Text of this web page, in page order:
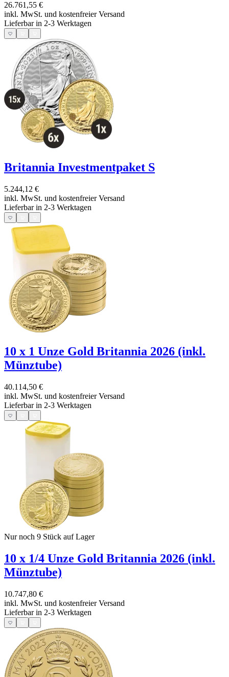
26.761,55 €
inkl. MwSt. und kostenfreier Versand
Lieferbar in 2-3 Werktagen
Britannia Investmentpaket S
5.244,12 €
inkl. MwSt. und kostenfreier Versand
Lieferbar in 2-3 Werktagen
10 x 1 Unze Gold Britannia 2026 (inkl.
Münztube)
40.114,50 €
inkl. MwSt. und kostenfreier Versand
Lieferbar in 2-3 Werktagen
Nur noch 9 Stück auf Lager
10 x 1/4 Unze Gold Britannia 2026 (inkl.
Münztube)
10.747,80 €
inkl. MwSt. und kostenfreier Versand
Lieferbar in 2-3 Werktagen